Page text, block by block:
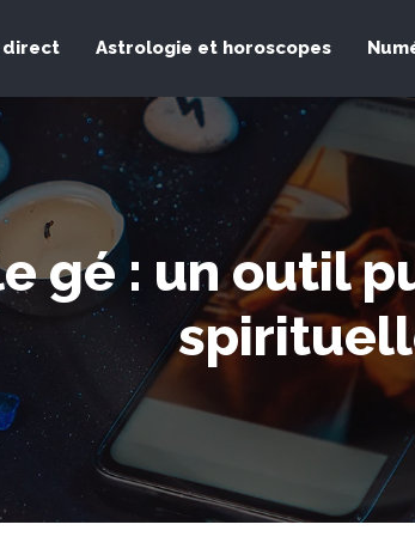
direct Astrologie et horoscopes
gé : un outil